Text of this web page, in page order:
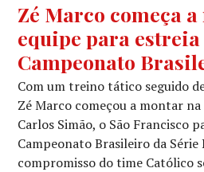
Zé Marco começa
equipe para estreia
Campeonato
Com um treino tático seguido
Zé Marco começou a montar
Carlos Simão, o São Francisco
Campeonato Brasileiro da
compromisso do time Católico